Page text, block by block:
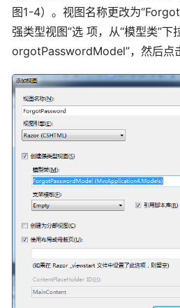
图1-4）。视图名称更改为
强类型视图”选 项，从“模型类”下
orgotPasswordModel”，然后点击